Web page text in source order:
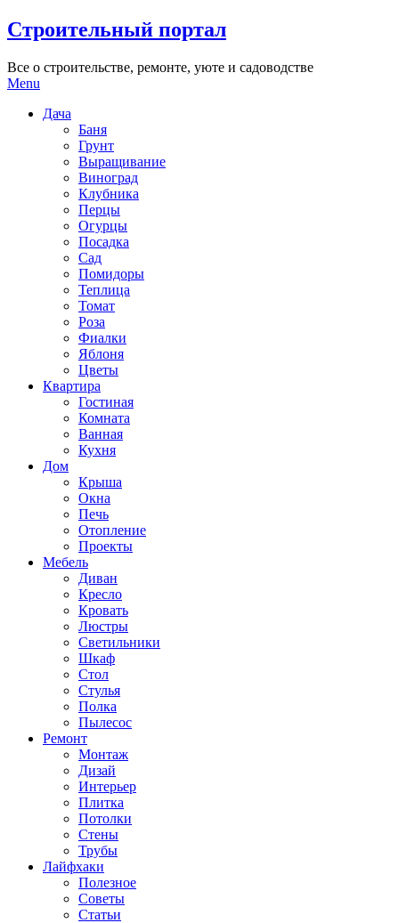
Skip
to
Строительный портал
Все о строительстве, ремонте, уюте и садоводстве
Menu
Дача
Баня
Грунт
Выращивание
Виноград
Клубника
Перцы
Огурцы
Посадка
Сад
Помидоры
Теплица
Томат
Роза
Фиалки
Яблоня
Цветы
Квартира
Гостиная
Комната
Ванная
Кухня
Дом
Крыша
Окна
Печь
Отопление
Проекты
Мебель
Диван
Кресло
Кровать
Люстры
Светильники
Шкаф
Стол
Стулья
Полка
Пылесос
Ремонт
Монтаж
Дизай
Интерьер
Плитка
Потолки
Стены
Трубы
Лайфхаки
Полезное
Советы
Статьи